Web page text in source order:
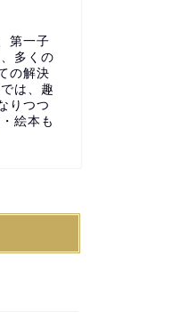
第一子
多くの
の解決
は、趣
りつつ
絵本も